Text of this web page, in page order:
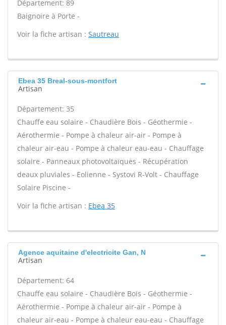
Département: 89
Baignoire à Porte -
Voir la fiche artisan : Sautreau
Ebea 35 Breal-sous-montfort
Artisan
Département: 35
Chauffe eau solaire - Chaudière Bois - Géothermie -
Aérothermie - Pompe à chaleur air-air - Pompe à
chaleur air-eau - Pompe à chaleur eau-eau - Chauffage
solaire - Panneaux photovoltaïques - Récupération
deaux pluviales - Eolienne - Systovi R-Volt - Chauffage
Solaire Piscine -
Voir la fiche artisan : Ebea 35
Agence aquitaine d'electricite Gan, N
Artisan
Département: 64
Chauffe eau solaire - Chaudière Bois - Géothermie -
Aérothermie - Pompe à chaleur air-air - Pompe à
chaleur air-eau - Pompe à chaleur eau-eau - Chauffage